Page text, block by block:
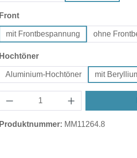
Frontauswählen
mit Frontbespannung ohne
Hochtönerauswählen
Aluminium-Hochtöner mit
Produktnummer: MM11264.8